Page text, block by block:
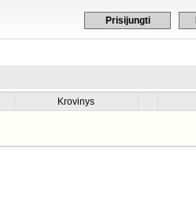
Prisijungti
Krovinys